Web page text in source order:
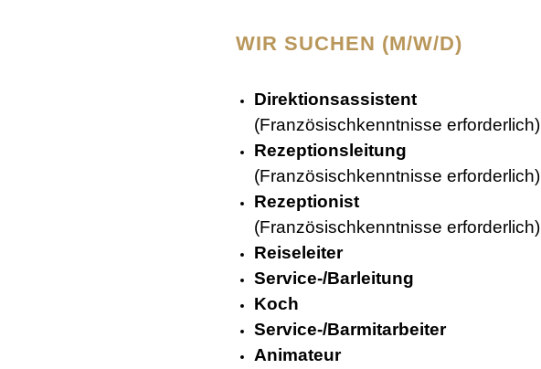
WIR SUCHEN (M/W/D)
Direktionsassistent
(Französischkenntnisse erforderlich)
Rezeptionsleitung
(Französischkenntnisse erforderlich)
Rezeptionist
(Französischkenntnisse erforderlich)
Reiseleiter
Service-/Barleitung
Koch
Service-/Barmitarbeiter
Animateur